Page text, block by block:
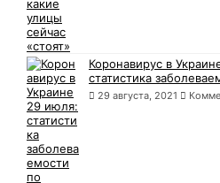
Коронавирус в
статистика
29 августа, 2021